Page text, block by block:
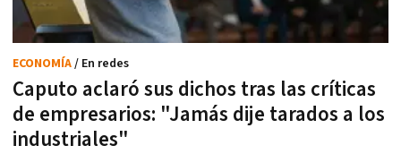
Caputo aclaró sus dichos tras las críticas
de empresarios: "Jamás dije tarados a los
industriales"
ECONOMÍA/ En redes